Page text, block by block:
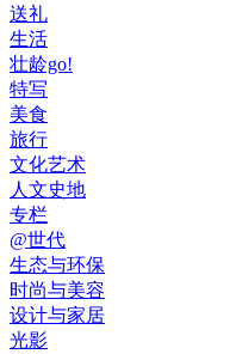
送礼
生活
壮龄go!
特写
美食
旅行
文化艺术
人文史地
专栏
@世代
生态与环保
时尚与美容
设计与家居
光影